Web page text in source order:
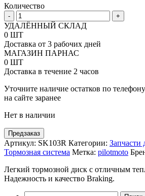
Количество
-
Количество
товара
Передний
тормозной
диск
SK
Braking
мотоциклы
Kawasaki
AL-
+
УДАЛЁННЫЙ СКЛАД
0 ШТ
Доставка от 3 рабочих дней
МАГАЗИН ПАРНАС
0 ШТ
Доставка в течение 2 часов
Уточните наличие остатков по
на сайте заранее
Нет в наличии
Предзаказ
Артикул: SK103R Категории: Запчасти
Тормозная система Метка: pilotmoto
Легкий тормозной диск с отличным
Надежность и качество Braking.